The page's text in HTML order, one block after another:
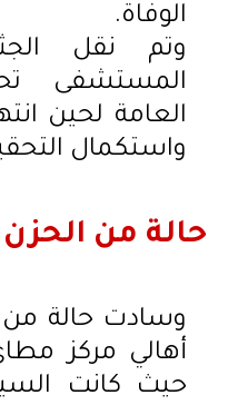
الوفاة.
وتم نقل
المستشفى
العامة لحين
واستكمال
حالة من الحزن
وسادت حالة من
أهالي مركز
حيث كانت